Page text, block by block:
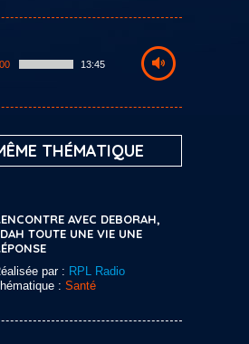
13:45
THÉMATIQUE
AVEC DEBORAH,
TOUTE UNE VIE UNE
par : RPL Radio
: Santé